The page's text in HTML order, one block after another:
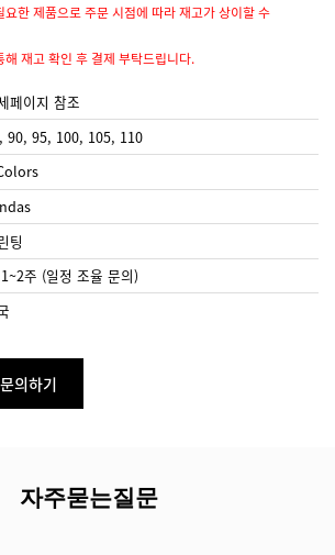
한 제품으로 주문 시점에 따라 재고가 상이할 수
재고 확인 후 결제 부탁드립니다.
페이지 참조
90, 95, 100, 105, 110
팅
주 (일정 조율 문의)
의하기
자주묻는질문